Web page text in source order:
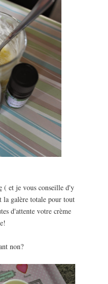
( et je vous conseille d'y
la galère totale pour tout
d'attente votre crème
non?